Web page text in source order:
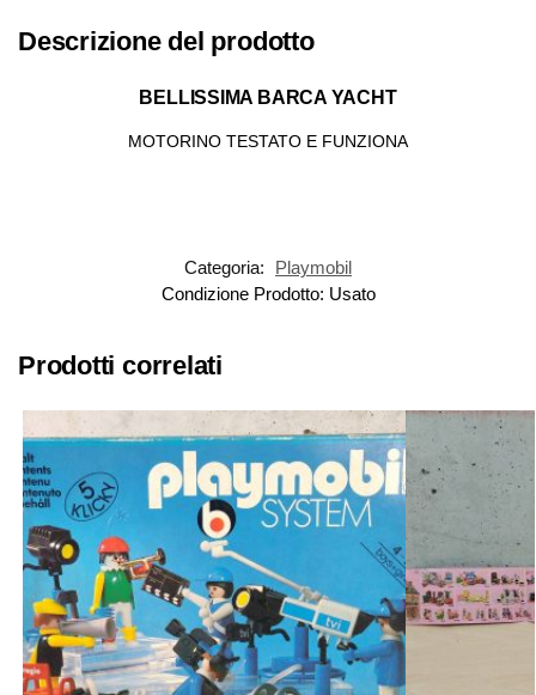
Descrizione del prodotto
BELLISSIMA BARCA YACHT
MOTORINO TESTATO E FUNZIONA
Categoria:
Playmobil
Condizione Prodotto: Usato
Prodotti correlati